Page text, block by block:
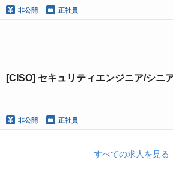
非公開 正社員
[CISO] セキュリティエンジニア/シニ
非公開 正社員
すべての求人を見る